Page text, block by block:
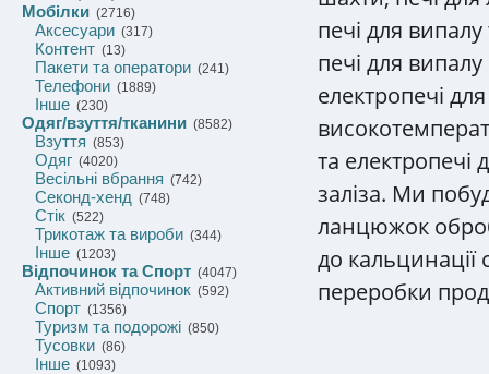
Мобілки (2716)
Аксесуари (317)
Контент (13)
Пакети та оператори (241)
Телефони (1889)
Інше (230)
Одяг/взуття/тканини (8582)
Взуття (853)
Одяг (4020)
Весільні вбрання (742)
Секонд-хенд (748)
Стік (522)
Трикотаж та вироби (344)
Інше (1203)
Відпочинок та Спорт (4047)
Активний відпочинок (592)
Спорт (1356)
Туризм та подорожі (850)
Тусовки (86)
Інше (1093)
печі для
печі для
електропечі
та електропечі
заліза. Ми
ланцюжок
до кальцинації
переробки